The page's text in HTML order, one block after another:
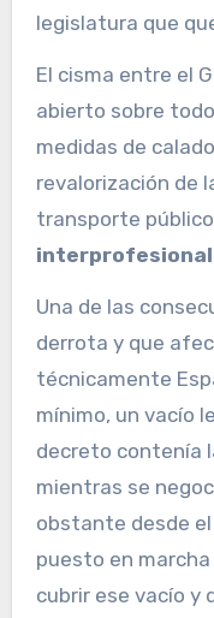
legislatura que
El cisma entre el
abierto sobre
medidas de
revalorización de
transporte
interprofesional
Una de las
derrota y que
técnicamente
mínimo, un vacío
decreto contenía
mientras se
obstante desde
puesto en
cubrir ese vacío y